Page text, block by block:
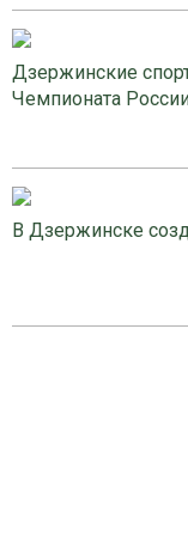
Дзержинские
Чемпионата
В Дзержинске